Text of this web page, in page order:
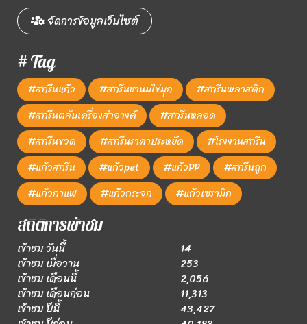
จัดการข้อมูลเว็บไซต์
# Tag
#สกรีนแก้ว #สกรีนชานมไข่มุก
#สกรีนพลาสติก
#สกรีนตลับเครื่องสำอางค์
#สกรีนหลอด
#สกรีนขวด
#สกรีนราคาประหยัด
#โรงงานสกรีน
#แก้วสกรีน
#แก้วpet #แก้วPP
#สกรีนถูก
#แก้วกาแฟ
#แก้วกระจก #แก้วเซรามิก
สถิติการเข้าชม
เข้าชม วันนี้
14
เข้าชม เมื่อวาน
253
เข้าชม เดือนนี้
2,056
เข้าชม เดือนก่อน
11,313
เข้าชม ปีนี้
43,427